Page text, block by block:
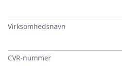
Virksomhedsnavn
CVR-nummer